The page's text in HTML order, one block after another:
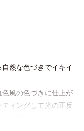
然な色づきでイキイ
風の色づきに仕上が
ィングして光の正反